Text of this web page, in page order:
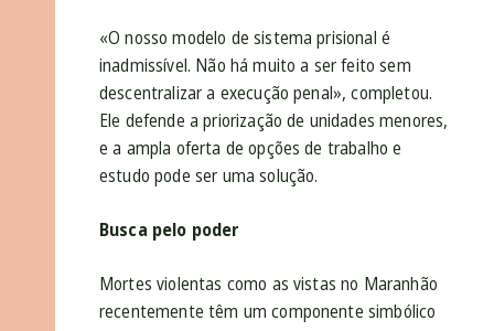
«O nosso modelo de sistema prisional é
inadmissível. Não há muito a ser feito sem
descentralizar a execução penal», completou.
Ele defende a priorização de unidades menores,
e a ampla oferta de opções de trabalho e
estudo pode ser uma solução.
Busca pelo poder
Mortes violentas como as vistas no Maranhão
recentemente têm um componente simbólico